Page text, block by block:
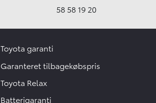
58 58 19 20
Toyota garanti
Garanteret tilbagekøbspris
Toyota Relax
Batterigaranti